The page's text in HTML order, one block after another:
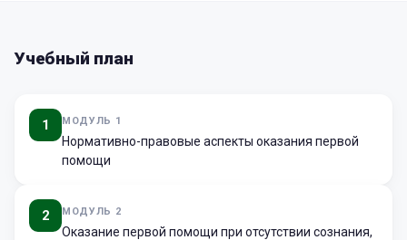
Учебный план
1 МОДУЛЬ 1
Нормативно-правовые аспекты оказания первой
помощи
2 МОДУЛЬ 2
Оказание первой помощи при отсутствии сознания,